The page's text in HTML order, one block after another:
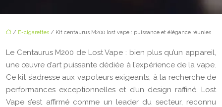
/ E-cigarettes / Kit centaurus M200 lost vape : puissance et élégance réunies
Le Centaurus M200 de Lost Vape : bien plus qu’un appareil,
une œuvre d’art puissante dédiée à l’expérience de la vape.
Ce kit s’adresse aux vapoteurs exigeants, à la recherche de
performances exceptionnelles et d’un design raffiné. Lost
Vape s’est affirmé comme un leader du secteur, reconnu